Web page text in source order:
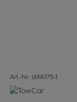
Art.-Nr. sMA175-1